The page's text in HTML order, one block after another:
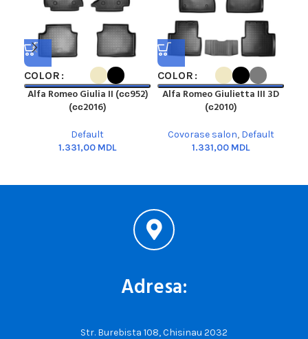
COLOR
Alfa Romeo Giulia II (сс952)
(сс2016)
Default
MDL
COLOR
Alfa Romeo Giulietta III 3D
(с2010)
Covorase salon, Default
MDL
Adresa:
Str. Burebista 108, Chisinau 2032